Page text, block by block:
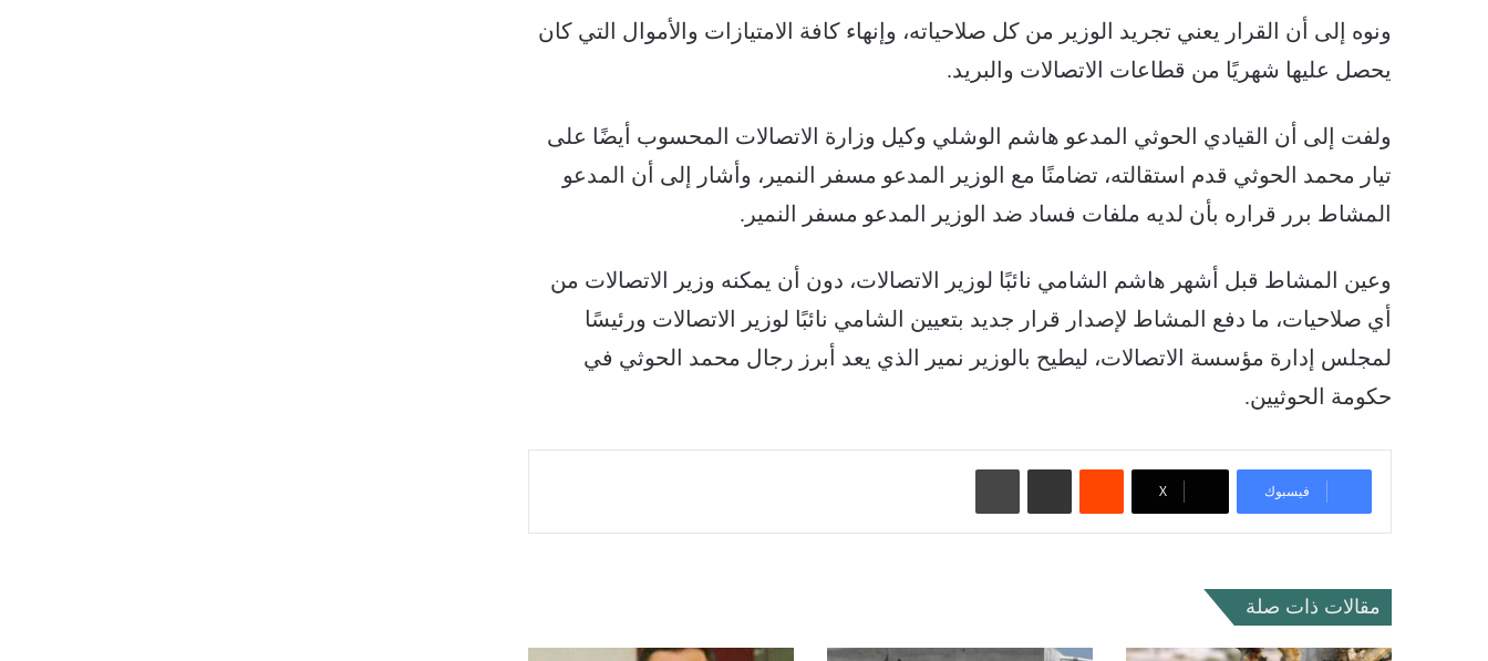
ونوه إلى أن القرار يعني تجريد الوزير من كل صلاحياته، وإنهاء كافة الامتيازات والأموال التي كان
يحصل عليها شهريًا من قطاعات الاتصالات والبريد.
ولفت إلى أن القيادي الحوثي المدعو هاشم الوشلي وكيل وزارة الاتصالات المحسوب أيضًا على
تيار محمد الحوثي قدم استقالته، تضامنًا مع الوزير المدعو مسفر النمير، وأشار إلى أن المدعو
المشاط برر قراره بأن لديه ملفات فساد ضد الوزير المدعو مسفر النمير.
وعين المشاط قبل أشهر هاشم الشامي نائبًا لوزير الاتصالات، دون أن يمكنه وزير الاتصالات من
أي صلاحيات، ما دفع المشاط لإصدار قرار جديد بتعيين الشامي نائبًا لوزير الاتصالات ورئيسًا
لمجلس إدارة مؤسسة الاتصالات، ليطيح بالوزير نمير الذي يعد أبرز رجال محمد الحوثي في
حكومة الحوثيين.
فيسبوك ‫X
مقالات ذات صلة